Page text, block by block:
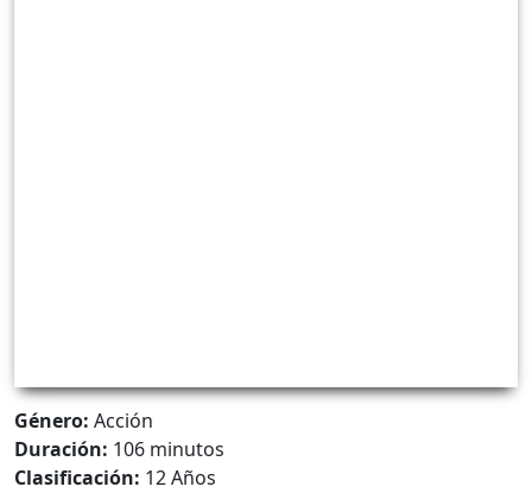
Género: Acción
Duración: 106 minutos
Clasificación: 12 Años